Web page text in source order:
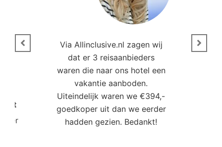
Via Allinclusive.nl zagen wij
dat er 3 reisaanbieders
waren die naar ons hotel een
vakantie aanboden.
Uiteindelijk waren we €394,-
goedkoper uit dan we eerder
hadden gezien. Bedankt!